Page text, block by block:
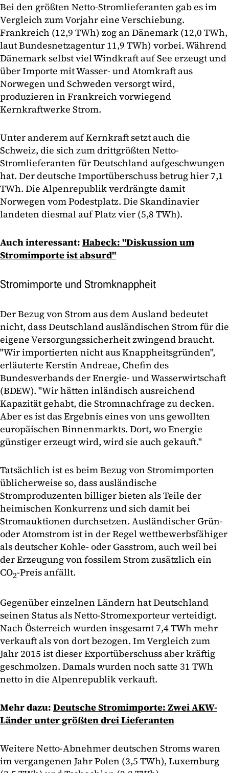
Bei den größten Netto-Stromlieferanten gab es im
Vergleich zum Vorjahr eine Verschiebung.
Frankreich (12,9 TWh) zog an Dänemark (12,0 TWh,
laut Bundesnetzagentur 11,9 TWh) vorbei. Während
Dänemark selbst viel Windkraft auf See erzeugt und
über Importe mit Wasser- und Atomkraft aus
Norwegen und Schweden versorgt wird,
produzieren in Frankreich vorwiegend
Kernkraftwerke Strom.
Unter anderem auf Kernkraft setzt auch die
Schweiz, die sich zum drittgrößten Netto-
Stromlieferanten für Deutschland aufgeschwungen
hat. Der deutsche Importüberschuss betrug hier 7,1
TWh. Die Alpenrepublik verdrängte damit
Norwegen vom Podestplatz. Die Skandinavier
landeten diesmal auf Platz vier (5,8 TWh).
Auch interessant: Habeck: "Diskussion um
Stromimporte ist absurd"
Stromimporte und Stromknappheit
Der Bezug von Strom aus dem Ausland bedeutet
nicht, dass Deutschland ausländischen Strom für die
eigene Versorgungssicherheit zwingend braucht.
"Wir importierten nicht aus Knappheitsgründen",
erläuterte Kerstin Andreae, Chefin des
Bundesverbands der Energie- und Wasserwirtschaft
(BDEW). "Wir hätten inländisch ausreichend
Kapazität gehabt, die Stromnachfrage zu decken.
Aber es ist das Ergebnis eines von uns gewollten
europäischen Binnenmarkts. Dort, wo Energie
günstiger erzeugt wird, wird sie auch gekauft."
Tatsächlich ist es beim Bezug von Stromimporten
üblicherweise so, dass ausländische
Stromproduzenten billiger bieten als Teile der
heimischen Konkurrenz und sich damit bei
Stromauktionen durchsetzen. Ausländischer Grün-
oder Atomstrom ist in der Regel wettbewerbsfähiger
als deutscher Kohle- oder Gasstrom, auch weil bei
der Erzeugung von fossilem Strom zusätzlich ein
CO2-Preis anfällt.
Gegenüber einzelnen Ländern hat Deutschland
seinen Status als Netto-Stromexporteur verteidigt.
Nach Österreich wurden insgesamt 7,4 TWh mehr
verkauft als von dort bezogen. Im Vergleich zum
Jahr 2015 ist dieser Exportüberschuss aber kräftig
geschmolzen. Damals wurden noch satte 31 TWh
netto in die Alpenrepublik verkauft.
Mehr dazu: Deutsche Stromimporte: Zwei AKW-
Länder unter größten drei Lieferanten
Weitere Netto-Abnehmer deutschen Stroms waren
im vergangenen Jahr Polen (3,5 TWh), Luxemburg